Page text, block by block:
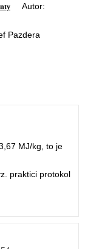
Autor:
Pazdera
MJ/kg, to je
praktici protokol